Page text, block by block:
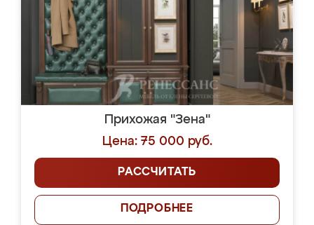
Прихожая "Зена"
Цена: 75 000 руб.
РАССЧИТАТЬ
ПОДРОБНЕЕ